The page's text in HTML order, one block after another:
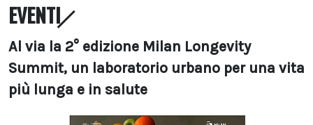
EVENTI
Al via la 2° edizione Milan Longevity
Summit, un laboratorio urbano per una vita
più lunga e in salute